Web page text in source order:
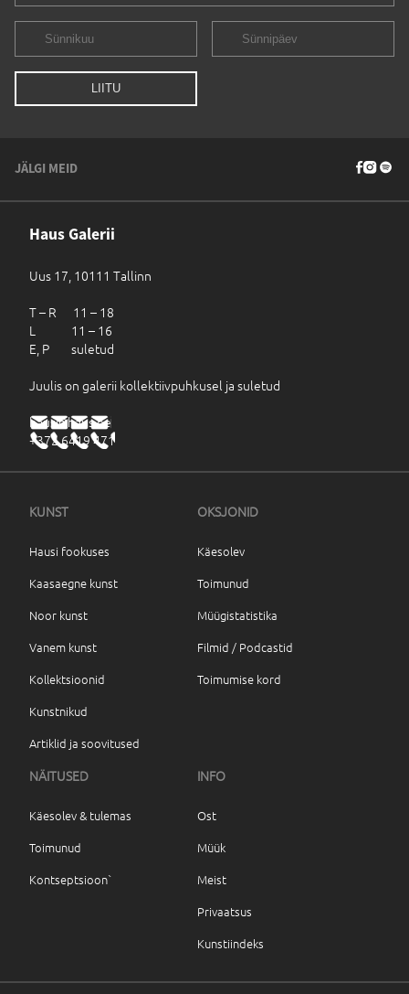
JÄLGI MEID
Haus Galerii
Uus 17, 10111 Tallinn
T – R 11 – 18
L 11 – 16
E, P suletud
Juulis on galerii kollektiivpuhkusel ja suletud
haus@haus.ee
+372 6419 471
KUNST
Hausi fookuses
Kaasaegne kunst
Noor kunst
Vanem kunst
Kollektsioonid
Kunstnikud
Artiklid ja soovitused
OKSJONID
Käesolev
Toimunud
Müügistatistika
Filmid / Podcastid
Toimumise kord
NÄITUSED
Käesolev & tulemas
Toimunud
Kontseptsioon`
INFO
Ost
Müük
Meist
Privaatsus
Kunstiindeks